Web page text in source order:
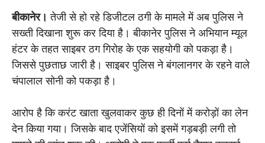
बीकानेर। तेजी से हो रहे डिजीटल ठगी के मामले में अब पुलिस ने
सख्ती दिखाना शुरू कर दिया है। बीकानेर पुलिस ने अभियान म्यूल
हंटर के तहत साइबर ठग गिरोह के एक सहयोगी को पकड़ा है।
जिससे पुछताछ जारी है। साइबर पुलिस ने बंगलानगर के रहने वाले
चंपालाल सोनी को पकड़ा है।
आरोप है कि करंट खाता खुलवाकर कुछ ही दिनों में करोड़ों का लेन
देन किया गया। जिसके बाद एजेंसियों को इसमें गड़बड़ी लगी तो